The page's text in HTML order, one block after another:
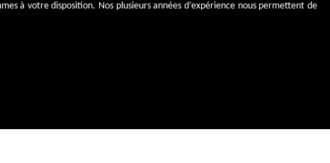
à votre disposition. Nos plusieurs années d’expérience nous permettent de